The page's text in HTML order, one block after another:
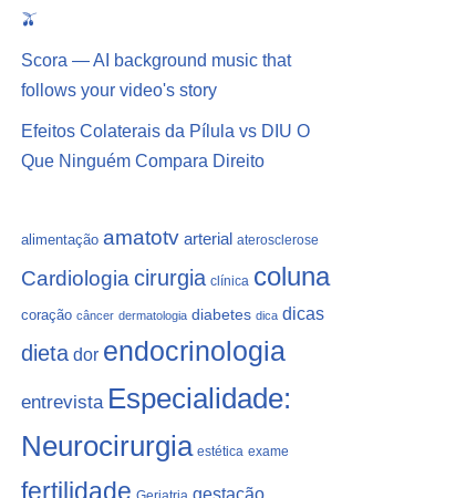
🫒
Scora — AI background music that
follows your video's story
Efeitos Colaterais da Pílula vs DIU O
Que Ninguém Compara Direito
alimentação amatotv arterial aterosclerose
Cardiologia cirurgia clínica coluna
coração câncer dermatologia diabetes dica dicas
dieta dor endocrinologia
entrevista Especialidade:
Neurocirurgia estética exame
fertilidade gestação